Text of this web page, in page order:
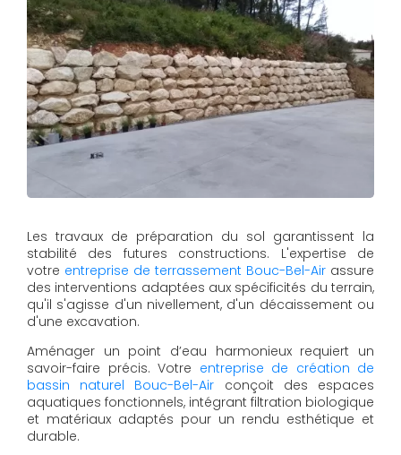
Les travaux de préparation du sol garantissent la
stabilité des futures constructions. L'expertise de
votre entreprise de terrassement Bouc-Bel-Air assure
des interventions adaptées aux spécificités du terrain,
qu'il s'agisse d'un nivellement, d'un décaissement ou
d'une excavation.
Aménager un point d’eau harmonieux requiert un
savoir-faire précis. Votre entreprise de création de
bassin naturel Bouc-Bel-Air conçoit des espaces
aquatiques fonctionnels, intégrant filtration biologique
et matériaux adaptés pour un rendu esthétique et
durable.